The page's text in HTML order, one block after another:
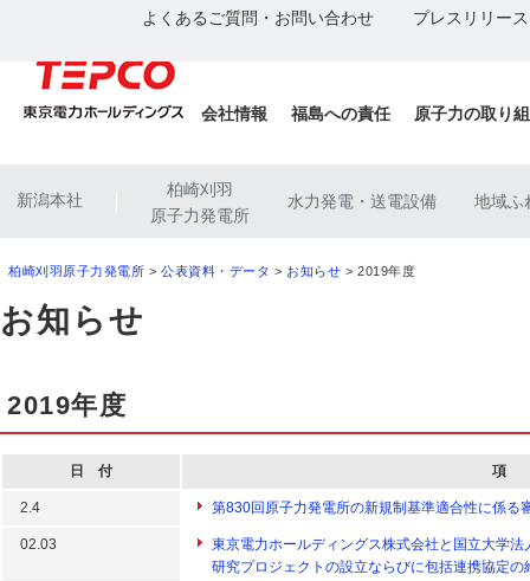
よくあるご質問・お問い合わせ プレスリリー
会社情報 福島への責任 原子力の取り
新潟本社
柏崎刈羽
原子力発電所
水力発電・送電設備 地域ふ
柏崎刈羽原子力発電所 >公表資料・データ > お知らせ > 2019年度
お知らせ
2019年度
日 付 項
2.4 第830回原子力発電所の新規制基準適合性に係る
02.03
東京電力ホールディングス株式会社と国立大学
研究プロジェクトの設立ならびに包括連携協定の